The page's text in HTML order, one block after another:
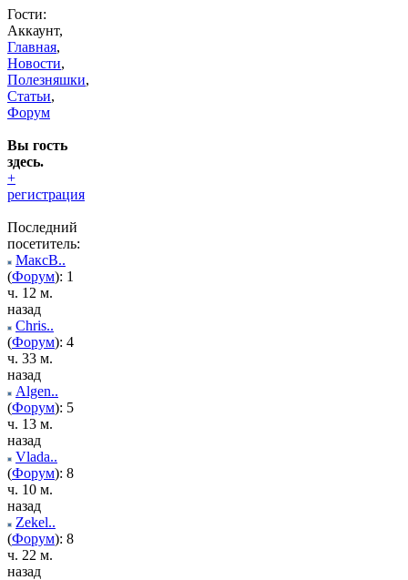
Гости:
Аккаунт,
Главная,
Новости,
Полезняшки,
Статьи,
Форум
Вы гость
здесь.
+
регистрация
Последний
посетитель:
МаксВ..
(Форум): 1
ч. 12 м.
назад
Chris..
(Форум): 4
ч. 33 м.
назад
Algen..
(Форум): 5
ч. 13 м.
назад
Vlada..
(Форум): 8
ч. 10 м.
назад
Zekel..
(Форум): 8
ч. 22 м.
назад